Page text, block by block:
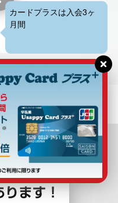
カードプラスは入会3ヶ
月間は3倍！お得にポイ